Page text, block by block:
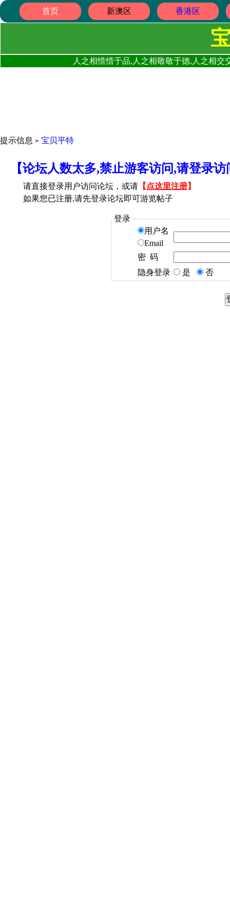
首页 新澳区 香港区
人之相惜惜于品,人之相敬敬于德,人之相
提示信息 » 宝贝平特
【论坛人数太多,禁止游客访问,请登录
请直接登录用户访问论坛，或请 【 点这里注册】
如果您已注册,请先登录论坛即可游览帖子
登录
用户名
Email
密 码
隐身登录
是 否